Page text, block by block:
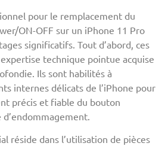
pour le remplacement du
ON-OFF sur un iPhone 11 Pro
significatifs. Tout d’abord, ces
technique pointue acquise
Ils sont habilités à
internes délicats de l’iPhone pour
précis et fiable du bouton
réside dans l’utilisation de pièces